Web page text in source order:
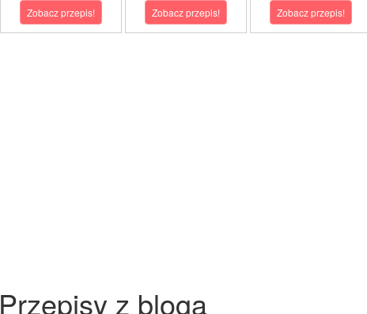
Zobacz przepis! Zobacz przepis! Zobacz przepis!
Przepisy z bloga